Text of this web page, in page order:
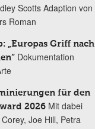
Scotts Adaption von
Roman
„Europas Griff nach
Dokumentation
für den
2026 Mit dabei
Joe Hill, Petra